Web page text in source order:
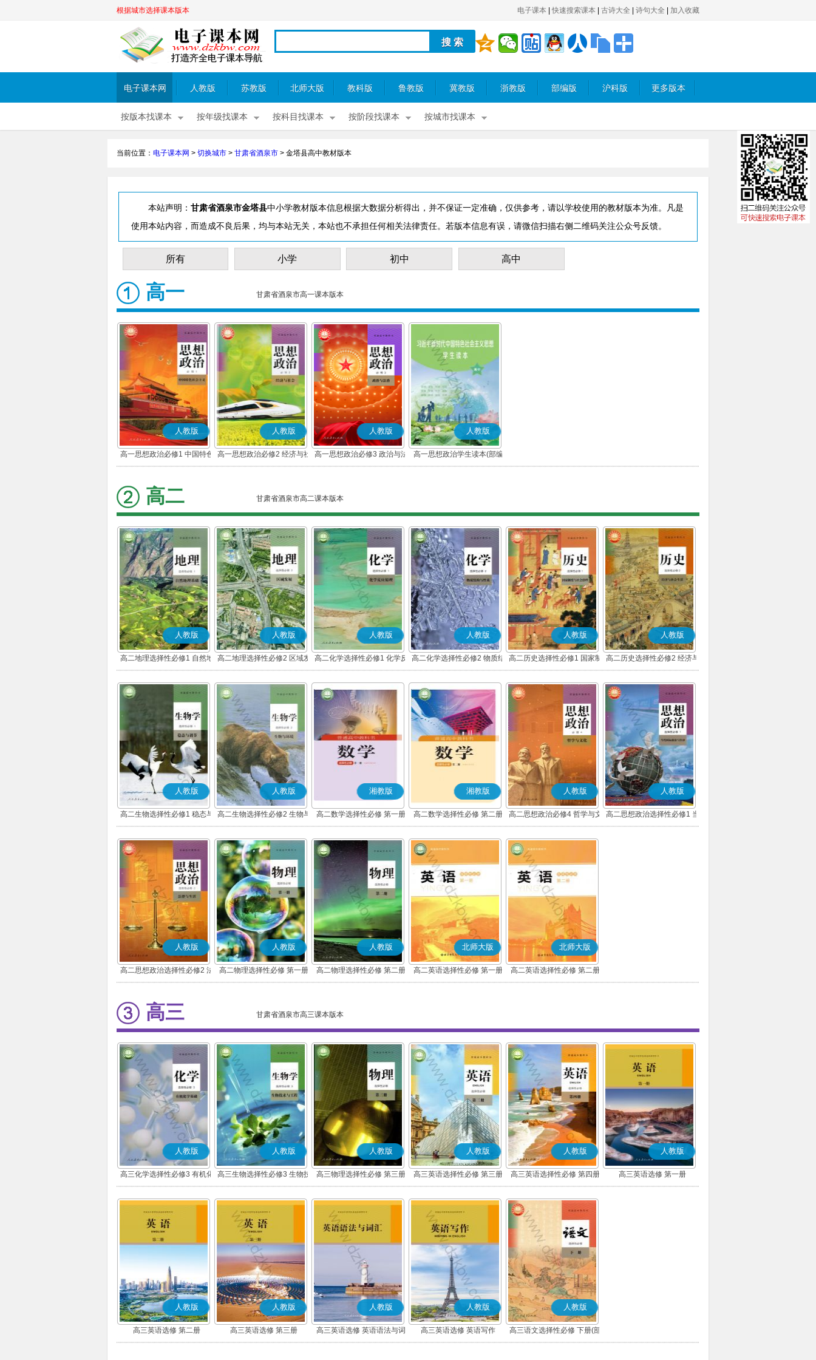
根据城市选择课本版本 电子课本 快速搜索课本 古诗大全 诗句大全 加入收藏
电子课本网 人教版 苏教版 北师大版 教科版 鲁教版 冀教版 浙教版 部编版 沪科版 更多版本
按版本找课本 按年级找课本 按科目找课本 按阶段找课本 按城市找课本
当前位置： 电子课本网 > 切换城市 > 甘肃省酒泉市 > 金塔县高中教材版本
本站声明： 甘肃省酒泉市金塔县中小学教材版本信息根据大数据分析得出，并不保证一定准确，仅供参考，请以学校使用的教材版本为准。凡是
使用本站内容，而造成不良后果，均与本站无关，本站也不承担任何相关法律责任。若版本信息有误，请微信扫描右侧二维码关注公众号反馈。
所有 小学 初中 高中
高一 甘肃省酒泉市高一课本版本
人教版
高一思想政治必修1 中国特色
社会主义(部编版)
人教版
高一思想政治必修2 经济与社
会(部编版)
人教版
高一思想政治必修3 政治与法
治(部编版)
人教版
高一思想政治学生读本(部编
版)
高二 甘肃省酒泉市高二课本版本
人教版
高二地理选择性必修1 自然地
理基础
人教版
高二地理选择性必修2 区域发
展
人教版
高二化学选择性必修1 化学反
应原理
人教版
高二化学选择性必修2 物质结
构与性质
人教版
高二历史选择性必修1 国家制
度与社会治理(部编版)
人教版
高二历史选择性必修2 经济与
社会生活(部编版)
人教版
高二生物选择性必修1 稳态与
调节
人教版
高二生物选择性必修2 生物与
环境
湘教版
高二数学选择性必修 第一册
湘教版
高二数学选择性必修 第二册
人教版
高二思想政治必修4 哲学与文
化(部编版)
人教版
高二思想政治选择性必修1 当
代国际政治与经济(部编版)
人教版
高二思想政治选择性必修2 法
律与生活(部编版)
人教版
高二物理选择性必修 第一册
人教版
高二物理选择性必修 第二册
北师大版
高二英语选择性必修 第一册
北师大版
高二英语选择性必修 第二册
高三 甘肃省酒泉市高三课本版本
人教版
高三化学选择性必修3 有机化
学基础
人教版
高三生物选择性必修3 生物技
术与工程
人教版
高三物理选择性必修 第三册
人教版
高三英语选择性必修 第三册
人教版
高三英语选择性必修 第四册
人教版
高三英语选修 第一册
人教版
高三英语选修 第二册
人教版
高三英语选修 第三册
人教版
高三英语选修 英语语法与词
汇
人教版
高三英语选修 英语写作
人教版
高三语文选择性必修 下册(部
编版)